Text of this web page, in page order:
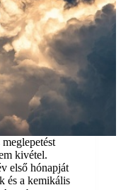
kivétel.
első hónapját
és a kemikális